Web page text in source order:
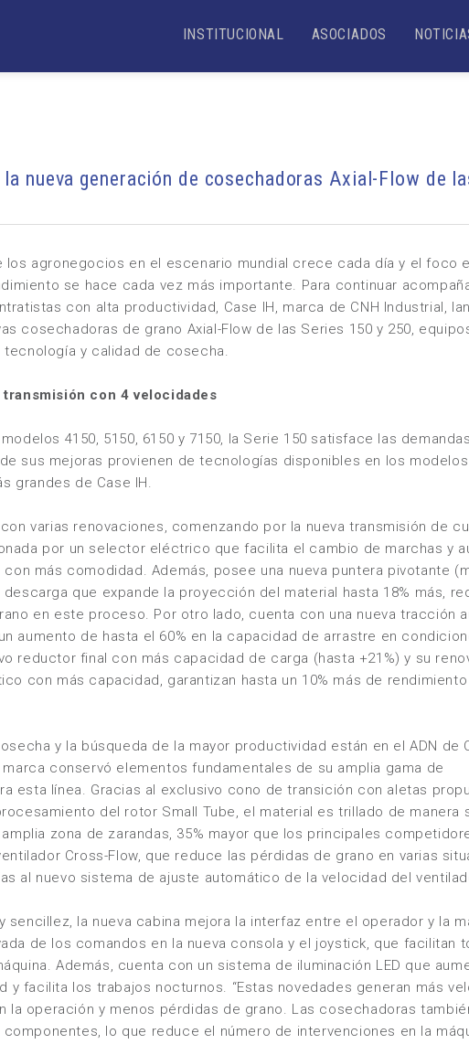
INSTITUCIONAL ASOCIADOS
la nueva generación de cosechadoras Axial-Flow de
los agronegocios en el escenario mundial crece cada día y el foco
se hace cada vez más importante. Para continuar
con alta productividad, Case IH, marca de CNH Industrial,
cosechadoras de grano Axial-Flow de las Series 150 y 250,
tecnología y calidad de cosecha.
transmisión con 4 velocidades
4150, 5150, 6150 y 7150, la Serie 150 satisface las
sus mejoras provienen de tecnologías disponibles en los
grandes de Case IH.
varias renovaciones, comenzando por la nueva transmisión de
por un selector eléctrico que facilita el cambio de marchas y
con más comodidad. Además, posee una nueva puntera pivotante
que expande la proyección del material hasta 18% más,
en este proceso. Por otro lado, cuenta con una nueva tracción
aumento de hasta el 60% en la capacidad de arrastre en
reductor final con más capacidad de carga (hasta +21%) y su
con más capacidad, garantizan hasta un 10% más de
y la búsqueda de la mayor productividad están en el ADN de
marca conservó elementos fundamentales de su amplia gama de
esta línea. Gracias al exclusivo cono de transición con aletas
del rotor Small Tube, el material es trillado de manera
zona de zarandas, 35% mayor que los principales
Cross-Flow, que reduce las pérdidas de grano en varias
al nuevo sistema de ajuste automático de la velocidad del
sencillez, la nueva cabina mejora la interfaz entre el operador y la
de los comandos en la nueva consola y el joystick, que facilitan
Además, cuenta con un sistema de iluminación LED que
y facilita los trabajos nocturnos. “Estas novedades generan más
la operación y menos pérdidas de grano. Las cosechadoras
lo que reduce el número de intervenciones en la